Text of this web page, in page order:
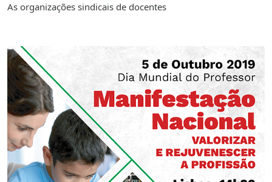
As organizações sindicais de docentes